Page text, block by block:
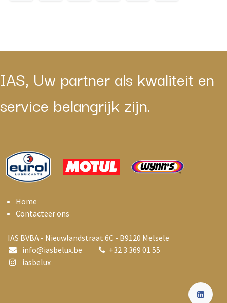
IAS, Uw partner als kwaliteit en
service belangrijk zijn.
Home
Contacteer ons
IAS BVBA - Nieuwlandstraat 6C - B9120 Melsele
info@iasbelux.be +32 3 369 01 55
iasbelux